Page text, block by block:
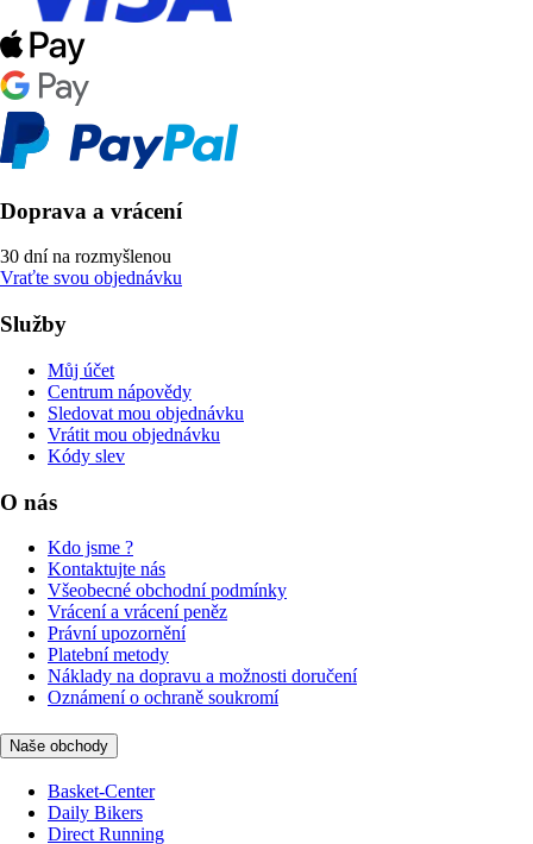
Doprava a vrácení
30 dní na rozmyšlenou
Vraťte svou objednávku
Služby
Můj účet
Centrum nápovědy
Sledovat mou objednávku
Vrátit mou objednávku
Kódy slev
O nás
Kdo jsme ?
Kontaktujte nás
Všeobecné obchodní podmínky
Vrácení a vrácení peněz
Právní upozornění
Platební metody
Náklady na dopravu a možnosti doručení
Oznámení o ochraně soukromí
Naše obchody
Basket-Center
Daily Bikers
Direct Running